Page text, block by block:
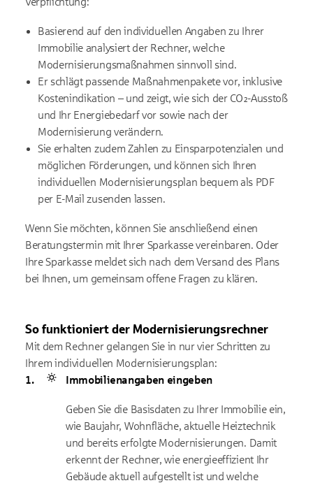
Basierend auf den individuellen Angaben zu Ihrer
Immobilie analysiert der Rechner, welche
Modernisierungsmaßnahmen sinnvoll sind.
Er schlägt passende Maßnahmenpakete vor, inklusive
Kostenindikation – und zeigt, wie sich der CO₂-Ausstoß
und Ihr Energiebedarf vor sowie nach der
Modernisierung verändern.
Sie erhalten zudem Zahlen zu Einsparpotenzialen und
möglichen Förderungen, und können sich Ihren
individuellen Modernisierungsplan bequem als PDF
per E-Mail zusenden lassen.
Wenn Sie möchten, können Sie anschließend einen
Beratungstermin mit Ihrer Sparkasse vereinbaren. Oder
Ihre Sparkasse meldet sich nach dem Versand des Plans
bei Ihnen, um gemeinsam offene Fragen zu klären.
So funktioniert der Modernisierungsrechner
Mit dem Rechner gelangen Sie in nur vier Schritten zu
Ihrem individuellen Modernisierungsplan:
Immobilienangaben eingeben
Geben Sie die Basisdaten zu Ihrer Immobilie ein,
wie Baujahr, Wohnfläche, aktuelle Heiztechnik
und bereits erfolgte Modernisierungen. Damit
erkennt der Rechner, wie energieeffizient Ihr
Gebäude aktuell aufgestellt ist und welche